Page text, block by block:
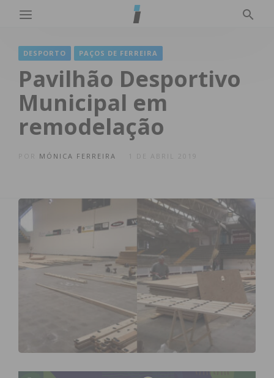
DESPORTO PAÇOS DE FERREIRA
Pavilhão Desportivo
Municipal em
remodelação
MÓNICA FERREIRA 1 DE ABRIL 2019